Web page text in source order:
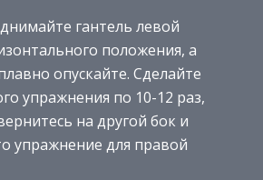
гантель левой
положения, а
опускайте. Сделайте
упражнения по 10-12 раз,
на другой бок и
упражнение для правой